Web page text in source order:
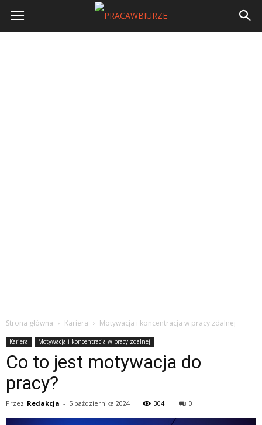
Strona główna Kariera Motywacja i koncentracja w pracy zdalnej
Kariera Motywacja i koncentracja w pracy zdalnej
Co to jest motywacja do
pracy?
Przez Redakcja - 5 października 2024 304 0